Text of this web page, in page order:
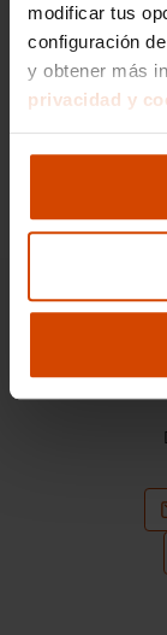
modificar tus
configuración
y obtener más
privacidad y
Nos
Reportaje
Publicación